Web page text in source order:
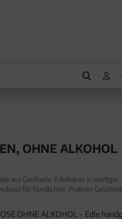
OHNE ALKOHOL
aus Confiserie-Edelkakao in wertiger
für Nordlichter. Pralinen
OHNE ALKOHOL - Edle